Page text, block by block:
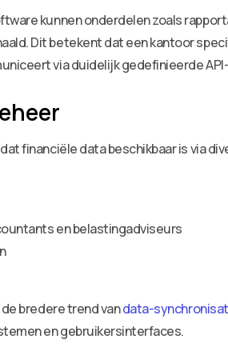
kunnen onderdelen zoals
Dit betekent dat een kantoor
via duidelijk gedefinieerde
financiële data beschikbaar is via
en belastingadviseurs
bredere trend vandata-
en gebruikersinterfaces.